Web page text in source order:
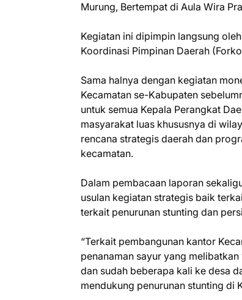
Murung, Bertempat di Aula Wira
Kegiatan ini dipimpin langsung
Koordinasi Pimpinan Daerah
Sama halnya dengan kegiatan
Kecamatan se-Kabupaten
untuk semua Kepala Perangkat
masyarakat luas khususnya di
rencana strategis daerah dan
kecamatan.
Dalam pembacaan laporan
usulan kegiatan strategis baik
terkait penurunan stunting dan
“Terkait pembangunan kantor
penanaman sayur yang
dan sudah beberapa kali ke desa
mendukung penurunan stunting di